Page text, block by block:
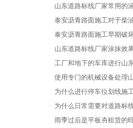
山东道路标线厂家常用的
泰安沥青路面施工对于柴
泰安沥青路面施工早期破
山东道路标线厂家涂抹效
工厂和地下的车库进行山
使用专门的机械设备处理
为什么进行停车位划线施
为什么日常需要对道路标
雨季过后是平板夯租赁的